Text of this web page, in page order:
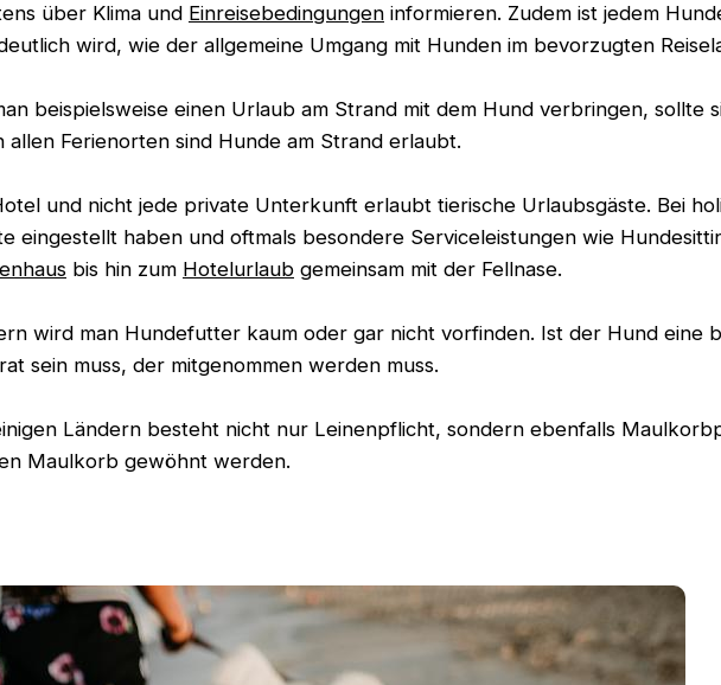
über Klima und Einreisebedingungen informieren. Zudem ist jedem
wird, wie der allgemeine Umgang mit Hunden im bevorzugten
beispielsweise einen Urlaub am Strand mit dem Hund verbringen, sollte
Ferienorten sind Hunde am Strand erlaubt.
und nicht jede private Unterkunft erlaubt tierische Urlaubsgäste. Bei
eingestellt haben und oftmals besondere Serviceleistungen wie
bis hin zum Hotelurlaub gemeinsam mit der Fellnase.
wird man Hundefutter kaum oder gar nicht vorfinden. Ist der Hund
sein muss, der mitgenommen werden muss.
Ländern besteht nicht nur Leinenpflicht, sondern ebenfalls
Maulkorb gewöhnt werden.